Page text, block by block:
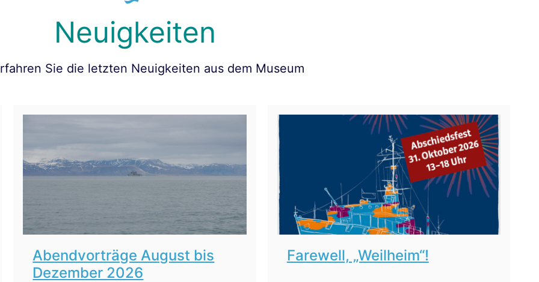
Neuigkeiten
Sie die letzten Neuigkeiten aus dem Museum
Abendvorträge August bis
Dezember 2026
Farewell, „Weilheim“!